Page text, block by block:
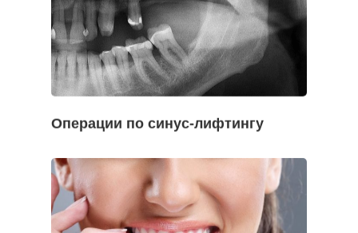
Операции по синус-лифтингу
Контакт
+905380829565
WHATSAPP